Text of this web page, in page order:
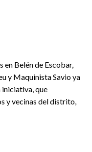
en Belén de Escobar,
y Maquinista Savio ya
iniciativa, que
y vecinas del distrito,